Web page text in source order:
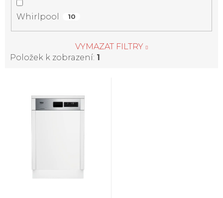
Whirlpool 10
VYMAZAT FILTRY
Položek k zobrazení: 1